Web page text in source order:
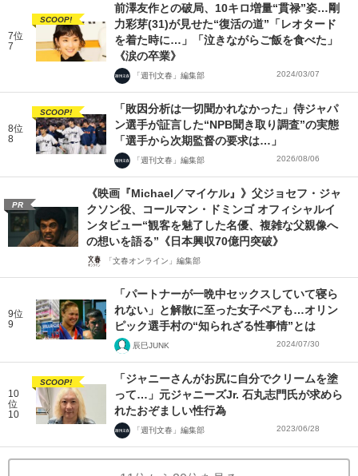
7位
7
SCOOP!
前澤友作との破局、10キロ増量“貫禄”姿…剛
力彩芽(31)が見せた“復活の道”「レオタード
を着た時に…」「泣きながらご飯を食べた」
《涙の卒業》
「週刊文春」編集部 2024/03/07
8位
8
SCOOP!
「敗因分析は一切聞かれなかった」侍ジャパ
ン選手が証言した“NPB聞き取り調査”の実態
「選手から次期監督の要求は…」
「週刊文春」編集部 2026/08/06
PR
《映画『Michael／マイケル』》父ジョセフ・ジャ
クソン役、コールマン・ドミンゴ オフィシャルイ
ンタビュー“観客を魅了した名優、複雑な父親像へ
の想いを語る”《日本興収70億円突破》
「文春オンライン」編集部
9位
9
「パートナーが一晩中セックスしていて寝ら
れない」と解散に至った女子ペアも…オリン
ピック選手村の“知られざる性事情”とは
辰巳JUNK 2024/07/30
10
位
10
SCOOP!
「ジャニーさんがお尻に自分でクリームを塗
って…」元ジャニーズJr. 石丸志門氏が求めら
れたおぞましい性行為
「週刊文春」編集部 2023/06/28